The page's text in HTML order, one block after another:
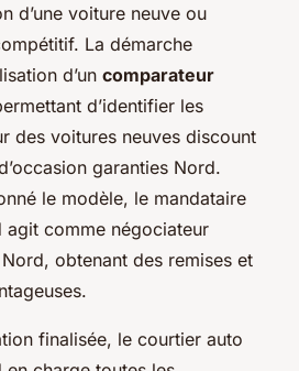
d’une voiture neuve ou
La démarche
d’un comparateur
d’identifier les
des voitures neuves discount
garanties Nord.
le modèle, le mandataire
agit comme négociateur
obtenant des remises et
finalisée, le courtier auto